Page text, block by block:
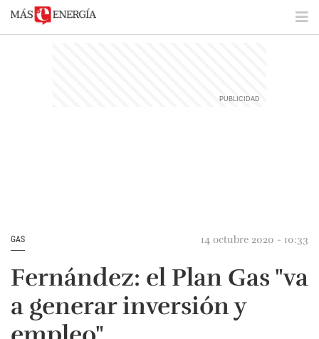
GAS 14 octubre 2020 - 10:33
Fernández: el Plan Gas "va
a generar inversión y